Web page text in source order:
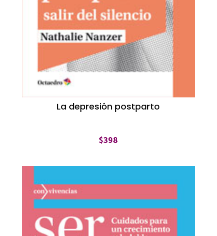
La depresión postparto
$398